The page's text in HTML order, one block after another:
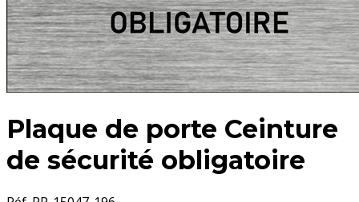
Plaque de porte Ceinture
de sécurité obligatoire